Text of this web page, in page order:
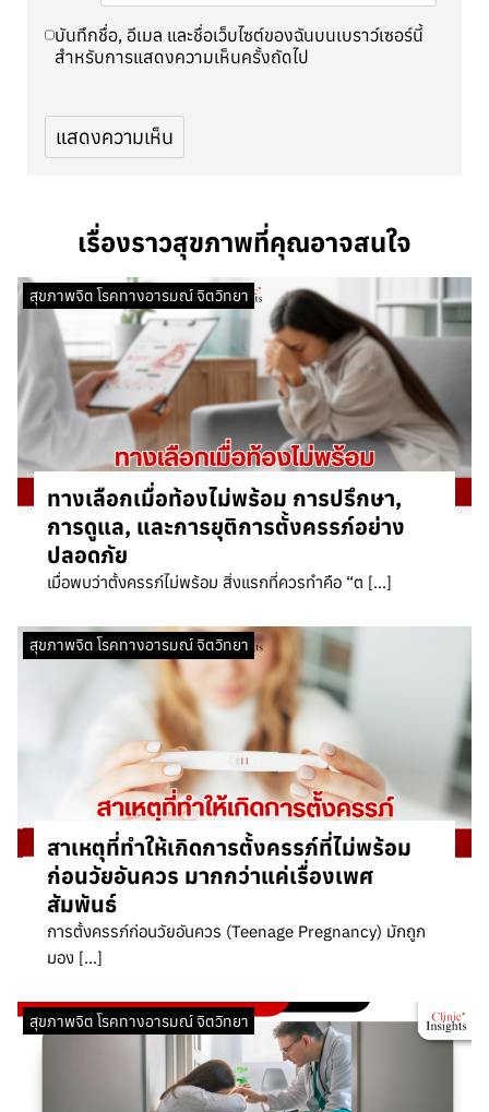
บันทึกชื่อ, อีเมล และชื่อเว็บไซต์ของฉันบนเบราว์เซอร์นี้
สำหรับการแสดงความเห็นครั้งถัดไป
เรื่องราวสุขภาพที่คุณอาจสนใจ
สุขภาพจิต โรคทางอารมณ์ จิตวิทยา
ทางเลือกเมื่อท้องไม่พร้อม การปรึกษา,
การดูแล, และการยุติการตั้งครรภ์อย่าง
ปลอดภัย
เมื่อพบว่าตั้งครรภ์ไม่พร้อม สิ่งแรกที่ควรทำคือ “ต […]
สุขภาพจิต โรคทางอารมณ์ จิตวิทยา
สาเหตุที่ทำให้เกิดการตั้งครรภ์ที่ไม่พร้อม
ก่อนวัยอันควร มากกว่าแค่เรื่องเพศ
สัมพันธ์
การตั้งครรภ์ก่อนวัยอันควร (Teenage Pregnancy) มักถูก
มอง […]
สุขภาพจิต โรคทางอารมณ์ จิตวิทยา